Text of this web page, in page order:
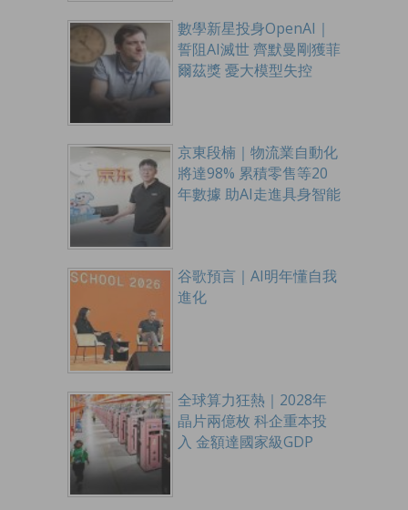
數學新星投身OpenAI｜
誓阻AI滅世 齊默曼剛獲菲
爾茲獎 憂大模型失控
京東段楠｜物流業自動化
將達98% 累積零售等20
年數據 助AI走進具身智能
谷歌預言｜AI明年懂自我
進化
全球算力狂熱｜2028年
晶片兩億枚 科企重本投
入 金額達國家級GDP